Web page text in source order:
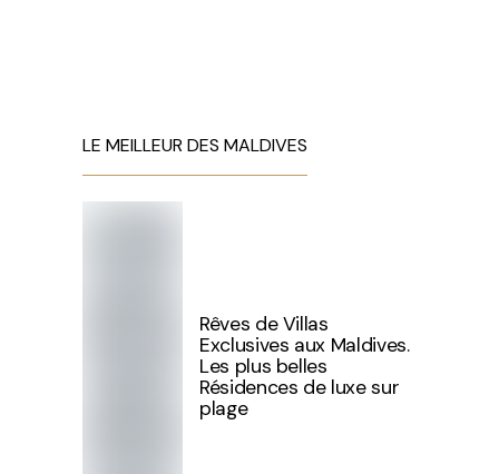
LE MEILLEUR DES MALDIVES
Rêves de Villas
Exclusives aux Maldives.
Les plus belles
Résidences de luxe sur
plage